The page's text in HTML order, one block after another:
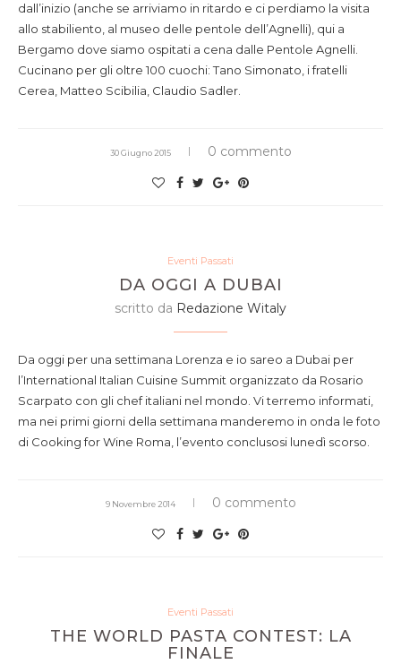
dall’inizio (anche se arriviamo in ritardo e ci perdiamo la visita
allo stabiliento, al museo delle pentole dell’Agnelli), qui a
Bergamo dove siamo ospitati a cena dalle Pentole Agnelli.
Cucinano per gli oltre 100 cuochi: Tano Simonato, i fratelli
Cerea, Matteo Scibilia, Claudio Sadler.
30 Giugno 2015 0 commento
Eventi Passati
DA OGGI A DUBAI
scritto da Redazione Witaly
Da oggi per una settimana Lorenza e io sareo a Dubai per
l’International Italian Cuisine Summit organizzato da Rosario
Scarpato con gli chef italiani nel mondo. Vi terremo informati,
ma nei primi giorni della settimana manderemo in onda le foto
di Cooking for Wine Roma, l’evento conclusosi lunedì scorso.
9 Novembre 2014 0 commento
Eventi Passati
THE WORLD PASTA CONTEST: LA
FINALE